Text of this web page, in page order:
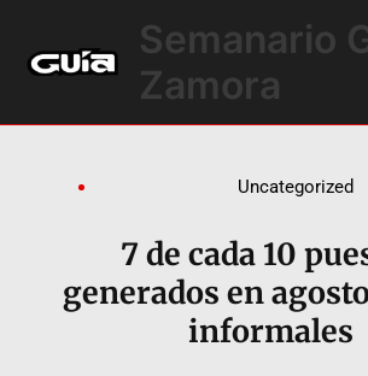
contenido
Semanario
Zamora
Uncategorized
7 de cada 10
generados en
informales